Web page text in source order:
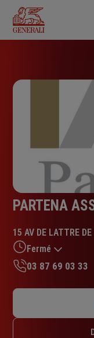
contenu
principal
PARTENA
15 AV DE LATTRE
Fermé
Mardi : 09h –
Jeudi : 09h – 12h
03 87 69 03 33